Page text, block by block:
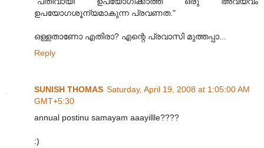
ഉപയോഗശൂന്യമാകുന്ന പ്രവണത."
ഒള്ളതാണോ എതിരാ? എന്റെ പ്രവാസി മുത്തപ്പാ...
Reply
SUNISH THOMAS Saturday, April 19, 2008 at 1:05:00 AM
GMT+5:30
annual postinu samayam aaayillle????
:)